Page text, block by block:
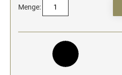
Menge: